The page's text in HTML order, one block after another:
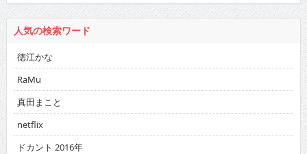
人気の検索ワード
徳江かな
RaMu
真田まこと
netflix
ドカント 2016年